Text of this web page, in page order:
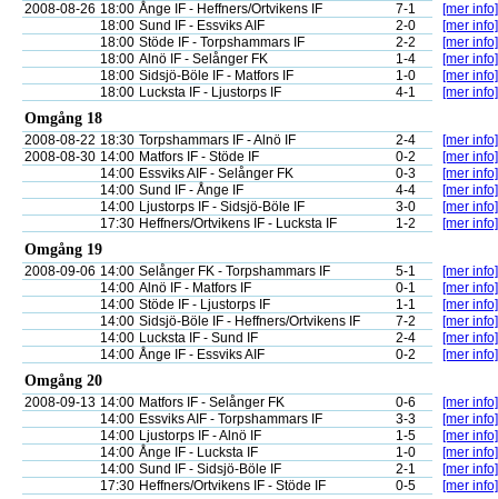
2008-08-26 18:00 Ånge IF - Heffners/Ortvikens IF 7-1
[mer info]
18:00 Sund IF - Essviks AIF 2-0
[mer info]
18:00 Stöde IF - Torpshammars IF 2-2
[mer info]
18:00 Alnö IF - Selånger FK 1-4
[mer info]
18:00 Sidsjö-Böle IF - Matfors IF 1-0
[mer info]
18:00 Lucksta IF - Ljustorps IF 4-1 [mer info]
Omgång 18
2008-08-22 18:30 Torpshammars IF - Alnö IF 2-4
[mer info]
2008-08-30 14:00 Matfors IF - Stöde IF 0-2
[mer info]
14:00 Essviks AIF - Selånger FK 0-3
[mer info]
14:00 Sund IF - Ånge IF 4-4
[mer info]
14:00 Ljustorps IF - Sidsjö-Böle IF 3-0
[mer info]
17:30 Heffners/Ortvikens IF - Lucksta IF 1-2 [mer info]
Omgång 19
2008-09-06 14:00 Selånger FK - Torpshammars IF 5-1
[mer info]
14:00 Alnö IF - Matfors IF 0-1
[mer info]
14:00 Stöde IF - Ljustorps IF 1-1
[mer info]
14:00 Sidsjö-Böle IF - Heffners/Ortvikens IF 7-2
[mer info]
14:00 Lucksta IF - Sund IF 2-4
[mer info]
14:00 Ånge IF - Essviks AIF 0-2 [mer info]
Omgång 20
2008-09-13 14:00 Matfors IF - Selånger FK 0-6
[mer info]
14:00 Essviks AIF - Torpshammars IF 3-3
[mer info]
14:00 Ljustorps IF - Alnö IF 1-5
[mer info]
14:00 Ånge IF - Lucksta IF 1-0
[mer info]
14:00 Sund IF - Sidsjö-Böle IF 2-1
[mer info]
17:30 Heffners/Ortvikens IF - Stöde IF 0-5 [mer info]